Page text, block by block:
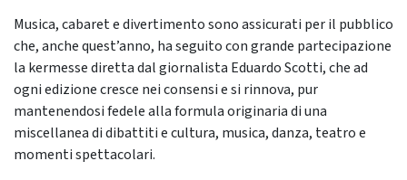
Musica, cabaret e divertimento sono assicurati per il pubblico
che, anche quest’anno, ha seguito con grande partecipazione
la kermesse diretta dal giornalista Eduardo Scotti, che ad
ogni edizione cresce nei consensi e si rinnova, pur
mantenendosi fedele alla formula originaria di una
miscellanea di dibattiti e cultura, musica, danza, teatro e
momenti spettacolari.